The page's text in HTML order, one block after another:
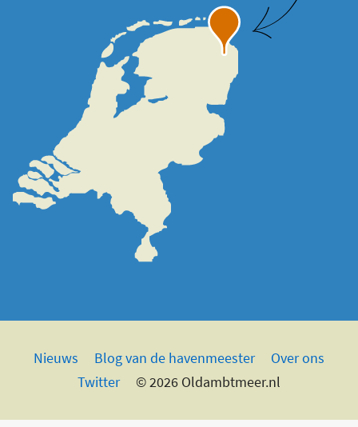
Nieuws Blog van de havenmeester
Over ons
Twitter
© 2026 Oldambtmeer.nl